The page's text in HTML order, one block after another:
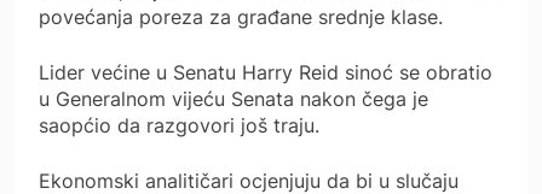
povećanja poreza za građane srednje klase.
Lider većine u Senatu Harry Reid sinoć se obratio
u Generalnom vijeću Senata nakon čega je
saopćio da razgovori još traju.
Ekonomski analitičari ocjenjuju da bi u slučaju